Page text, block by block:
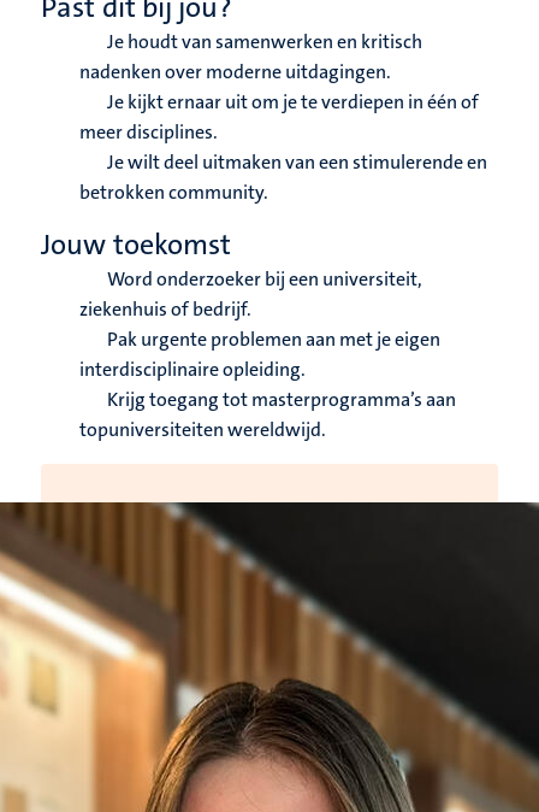
Past dit bij jou?
Je houdt van samenwerken en kritisch
nadenken over moderne uitdagingen.
Je kijkt ernaar uit om je te verdiepen in één of
meer disciplines.
Je wilt deel uitmaken van een stimulerende en
betrokken community.
Jouw toekomst
Word onderzoeker bij een universiteit,
ziekenhuis of bedrijf.
Pak urgente problemen aan met je eigen
interdisciplinaire opleiding.
Krijg toegang tot masterprogramma’s aan
topuniversiteiten wereldwijd.